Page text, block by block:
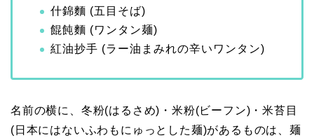
什錦麵 (五目そば)
餛飩麵 (ワンタン麺)
紅油抄手 (ラー油まみれの辛いワンタン)
名前の横に、冬粉(はるさめ)・米粉(ビーフン)・米苔目
(日本にはないふわもにゅっとした麺)があるものは、麺